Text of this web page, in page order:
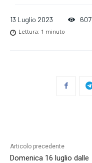
13 Luglio 2023 607
Lettura: 1 minuto
Articolo precedente
Domenica 16 luglio dalle